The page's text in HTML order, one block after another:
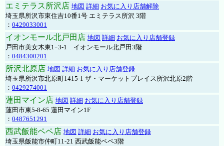
エミテラス所沢店 地図 詳細 お気に入り店舗解除
埼玉県所沢市東住吉10番1号 エミテラス所沢 3階
： 0429033001
イオンモール北戸田店 地図 詳細 お気に入り店舗登録
戸田市美女木東1ｰ3‐1 イオンモール北戸田3階
： 0484300201
所沢北原店 地図 詳細 お気に入り店舗登録
埼玉県所沢市北原町1415-1 ザ・マーケットプレイス所沢北原2階
： 0429274001
蓮田マイン店 地図 詳細 お気に入り店舗登録
蓮田市東5-8-65 蓮田マイン1F
： 0487651291
西武飯能ペペ店 地図 詳細 お気に入り店舗登録
埼玉県飯能市仲町11-21 西武飯能ペペ3階